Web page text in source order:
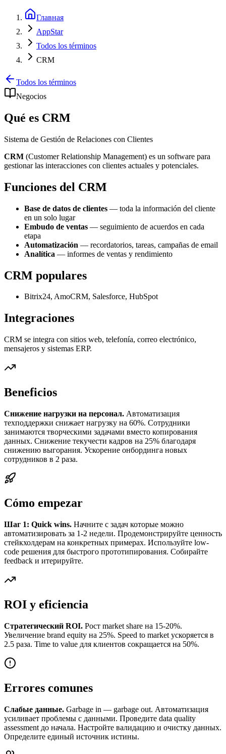
Главная
AppStar
Todos los términos
CRM
Todos los términos
Negocios
Qué es CRM
Sistema de Gestión de Relaciones con Clientes
CRM (Customer Relationship Management) es un software para
gestionar las interacciones con clientes actuales y potenciales.
Funciones del CRM
Base de datos de clientes — toda la información del cliente
en un solo lugar
Embudo de ventas — seguimiento de acuerdos en cada
etapa
Automatización — recordatorios, tareas, campañas de email
Analítica — informes de ventas y rendimiento
CRM populares
Bitrix24, AmoCRM, Salesforce, HubSpot
Integraciones
CRM se integra con sitios web, telefonía, correo electrónico,
mensajeros y sistemas ERP.
Beneficios
Снижение нагрузки на персонал. Автоматизация
техподдержки снижает нагрузку на 60%. Сотрудники
занимаются творческими задачами вместо копирования
данных. Снижение текучести кадров на 25% благодаря
снижению выгорания. Ускорение онбординга новых
сотрудников в 2 раза.
Cómo empezar
Шаг 1: Quick wins. Начните с задач которые можно
автоматизировать за 1-2 недели. Продемонстрируйте ценность
стейкхолдерам на конкретных примерах. Используйте low-
code решения для быстрого прототипирования. Собирайте
feedback и итерируйте.
ROI y eficiencia
Стратегический ROI. Рост market share на 15-20%.
Увеличение brand equity на 25%. Speed to market ускоряется в
2.5 раза. Time to value для клиентов сокращается на 50%.
Errores comunes
Слабые данные. Garbage in — garbage out. Автоматизация
усиливает проблемы с данными. Проведите data quality
assessment до начала. Настройте валидацию и очистку данных.
Определите единый источник истины.